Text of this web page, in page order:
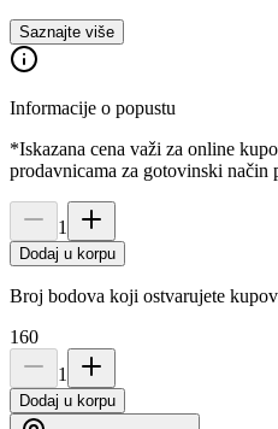
Saznajte više
Informacije o popustu
*Iskazana cena važi za online
prodavnicama za gotovinski način
1
Dodaj u korpu
Broj bodova koji ostvarujete
160
1
Dodaj u korpu